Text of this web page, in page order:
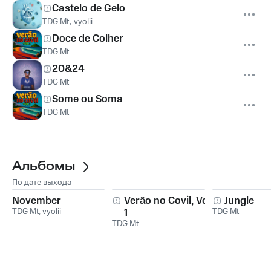
Castelo de Gelo
TDG Mt, vyolii
Doce de Colher
TDG Mt
20&24
TDG Mt
Some ou Soma
TDG Mt
Альбомы
По дате выхода
November
TDG Mt,vyolii
Verão no Covil, Vol.
1
TDG Mt
Jungle
TDG Mt